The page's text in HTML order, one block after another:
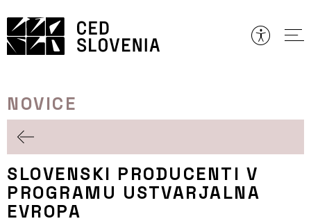
to
vsebine
NOVICE
SLOVENSKI PRODUCENTI V
PROGRAMU USTVARJALNA
EVROPA